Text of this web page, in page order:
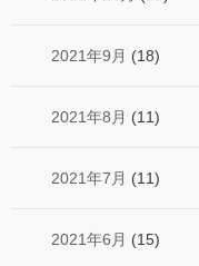
2021年9月 (18)
2021年8月 (11)
2021年7月 (11)
2021年6月 (15)